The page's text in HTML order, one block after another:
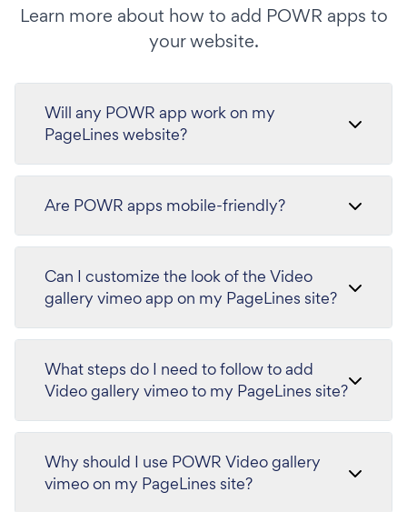
Learn more about how to add POWR apps to
your website.
Will any POWR app work on my
PageLines website?
Are POWR apps mobile-friendly?
Can I customize the look of the Video
gallery vimeo app on my PageLines site?
What steps do I need to follow to add
Video gallery vimeo to my PageLines site?
Why should I use POWR Video gallery
vimeo on my PageLines site?